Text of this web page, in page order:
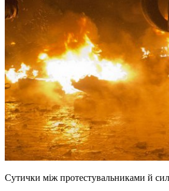
Сутички між протестувальниками й